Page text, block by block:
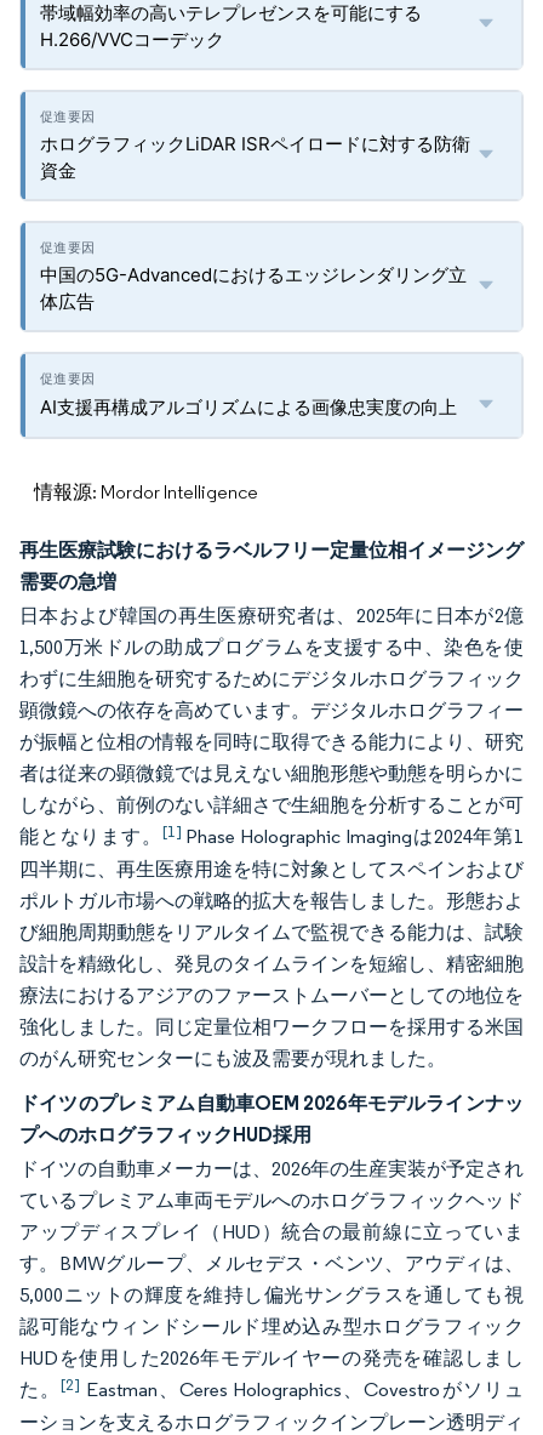
帯域幅効率の高いテレプレゼンスを可能にする
H.266/VVCコーデック
ホログラフィックLiDAR ISRペイロードに対する防衛
資金
中国の5G-Advancedにおけるエッジレンダリング立
体広告
AI支援再構成アルゴリズムによる画像忠実度の向上
情報源: Mordor Intelligence
再生医療試験におけるラベルフリー定量位相イメージング
需要の急増
日本および韓国の再生医療研究者は、2025年に日本が2億
1,500万米ドルの助成プログラムを支援する中、染色を使
わずに生細胞を研究するためにデジタルホログラフィック
顕微鏡への依存を高めています。デジタルホログラフィー
が振幅と位相の情報を同時に取得できる能力により、研究
者は従来の顕微鏡では見えない細胞形態や動態を明らかに
しながら、前例のない詳細さで生細胞を分析することが可
能となります。 [1] Phase Holographic Imagingは2024年第1
四半期に、再生医療用途を特に対象としてスペインおよび
ポルトガル市場への戦略的拡大を報告しました。形態およ
び細胞周期動態をリアルタイムで監視できる能力は、試験
設計を精緻化し、発見のタイムラインを短縮し、精密細胞
療法におけるアジアのファーストムーバーとしての地位を
強化しました。同じ定量位相ワークフローを採用する米国
のがん研究センターにも波及需要が現れました。
ドイツのプレミアム自動車OEM 2026年モデルラインナッ
プへのホログラフィックHUD採用
ドイツの自動車メーカーは、2026年の生産実装が予定され
ているプレミアム車両モデルへのホログラフィックヘッド
アップディスプレイ（HUD）統合の最前線に立っていま
す。BMWグループ、メルセデス・ベンツ、アウディは、
5,000ニットの輝度を維持し偏光サングラスを通しても視
認可能なウィンドシールド埋め込み型ホログラフィック
HUDを使用した2026年モデルイヤーの発売を確認しまし
た。[2] Eastman、Ceres Holographics、Covestroがソリュ
ーションを支えるホログラフィックインプレーン透明ディ